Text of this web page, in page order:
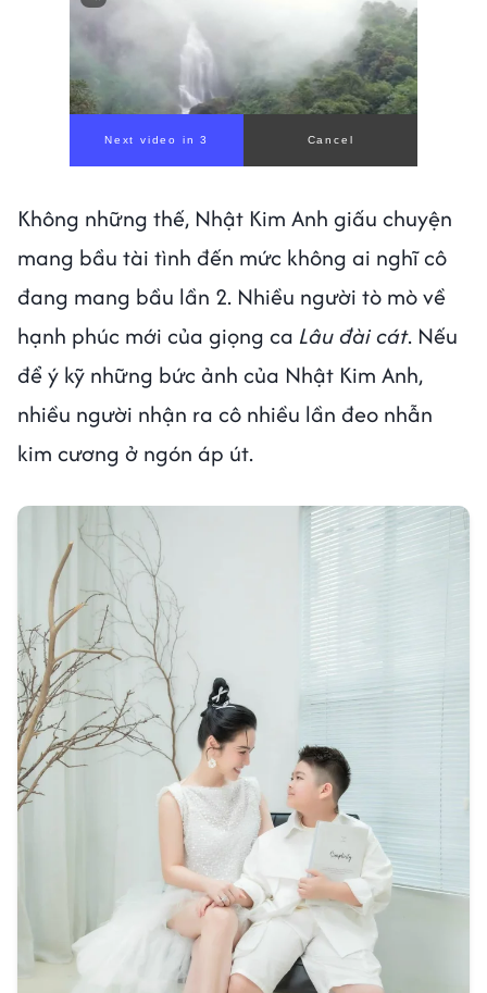
Next video in 1 Cancel
Không những thế, Nhật Kim Anh giấu chuyện
mang bầu tài tình đến mức không ai nghĩ cô
đang mang bầu lần 2. Nhiều người tò mò về
hạnh phúc mới của giọng ca Lâu đài cát. Nếu
để ý kỹ những bức ảnh của Nhật Kim Anh,
nhiều người nhận ra cô nhiều lần đeo nhẫn
kim cương ở ngón áp út.